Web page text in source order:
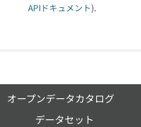
APIドキュメント).
オープンデータカタログ
データセット